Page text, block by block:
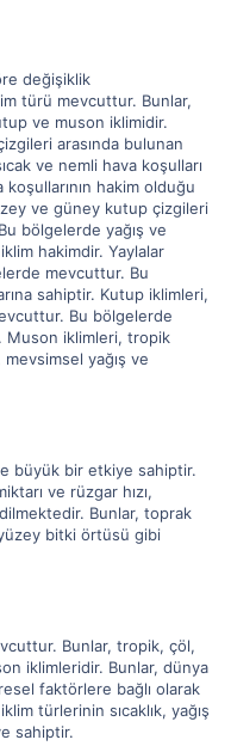
değişiklik
türü mevcuttur. Bunlar,
ve muson iklimidir.
arasında bulunan
ve nemli hava koşulları
hakim olduğu
ve güney kutup çizgileri
bölgelerde yağış ve
iklim hakimdir. Yaylalar
mevcuttur. Bu
sahiptir. Kutup iklimleri,
Bu bölgelerde
Muson iklimleri, tropik
yağış ve
büyük bir etkiye sahiptir.
ve rüzgar hızı,
Bunlar, toprak
bitki örtüsü gibi
Bunlar, tropik, çöl,
iklimleridir. Bunlar, dünya
faktörlere bağlı olarak
türlerinin sıcaklık, yağış
sahiptir.